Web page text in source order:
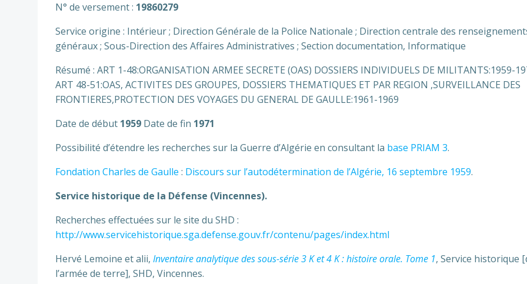
N° de versement : 19860279
Service origine : Intérieur ; Direction Générale de la Police Nationale ; Direction centrale des
généraux ; Sous-Direction des Affaires Administratives ; Section documentation, Informatique
Résumé : ART 1-48:ORGANISATION ARMEE SECRETE (OAS) DOSSIERS INDIVIDUELS DE MILITANTS:1959-
ART 48-51:OAS, ACTIVITES DES GROUPES, DOSSIERS THEMATIQUES ET PAR REGION ,SURVEILLANCE DES
FRONTIERES,PROTECTION DES VOYAGES DU GENERAL DE GAULLE:1961-1969
Date de début 1959 Date de fin 1971
Possibilité d’étendre les recherches sur la Guerre d’Algérie en consultant la base PRIAM 3.
Fondation Charles de Gaulle : Discours sur l’autodétermination de l’Algérie, 16 septembre 1959.
Service historique de la Défense (Vincennes).
Recherches effectuées sur le site du SHD :
http://www.servicehistorique.sga.defense.gouv.fr/contenu/pages/index.html
Hervé Lemoine et alii, Inventaire analytique des sous-série 3 K et 4 K : histoire orale. Tome 1, Service historique
l’armée de terre], SHD, Vincennes.